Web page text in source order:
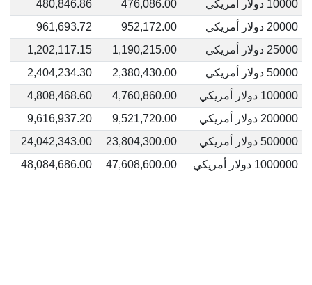
10000 دولار أمريكي 476,086.00
480,846.86
20000 دولار أمريكي
952,172.00
961,693.72
25000 دولار أمريكي
1,190,215.00
1,202,117.15
50000 دولار أمريكي
2,380,430.00
2,404,234.30
100000 دولار أمريكي
4,760,860.00
4,808,468.60
200000 دولار أمريكي
9,521,720.00
9,616,937.20
500000 دولار أمريكي
23,804,300.00
24,042,343.00
1000000 دولار أمريكي
47,608,600.00
48,084,686.00